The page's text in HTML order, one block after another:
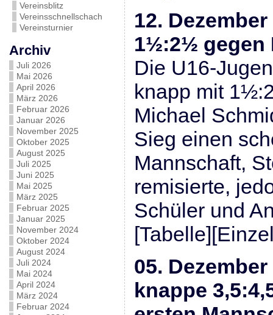
Vereinsblitz
Vereinsschnellschach
Vereinsturnier
Archiv
Juli 2026
Mai 2026
April 2026
März 2026
Februar 2026
Januar 2026
November 2025
Oktober 2025
August 2025
Juli 2025
Juni 2025
Mai 2025
März 2025
Februar 2025
Januar 2025
November 2024
Oktober 2024
August 2024
Juli 2024
Mai 2024
April 2024
März 2024
Februar 2024
12.
1½:2½ gegen
Die U16-
knapp mit
Michael
Sieg einen
Mannschaft,
remisierte,
Schüler und
05.
knappe